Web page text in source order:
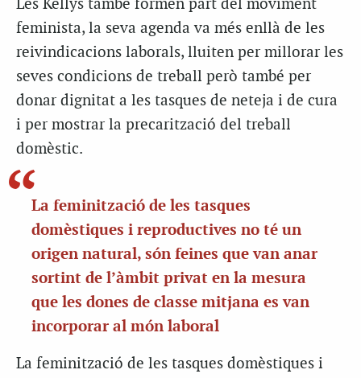
Les Kellys també formen part del moviment
feminista, la seva agenda va més enllà de les
reivindicacions laborals, lluiten per millorar les
seves condicions de treball però també per
donar dignitat a les tasques de neteja i de cura
i per mostrar la precarització del treball
domèstic.
La feminització de les tasques
domèstiques i reproductives no té un
origen natural, són feines que van anar
sortint de l’àmbit privat en la mesura
que les dones de classe mitjana es van
incorporar al món laboral
La feminització de les tasques domèstiques i